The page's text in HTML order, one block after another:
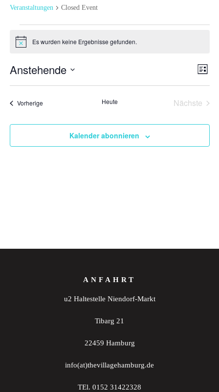
Veranstaltungen Closed Event
HinweisEs wurden keine Ergebnisse gefunden.
Liste
Anstehende
VorherigeVeranstaltungen Heute
Nächste
Kalender abonnieren
ANFAHRT
u2 Haltestelle Niendorf-Markt
Tibarg 21
22459 Hamburg
info(at)thevillagehamburg.de
TEl. 0152 31422328